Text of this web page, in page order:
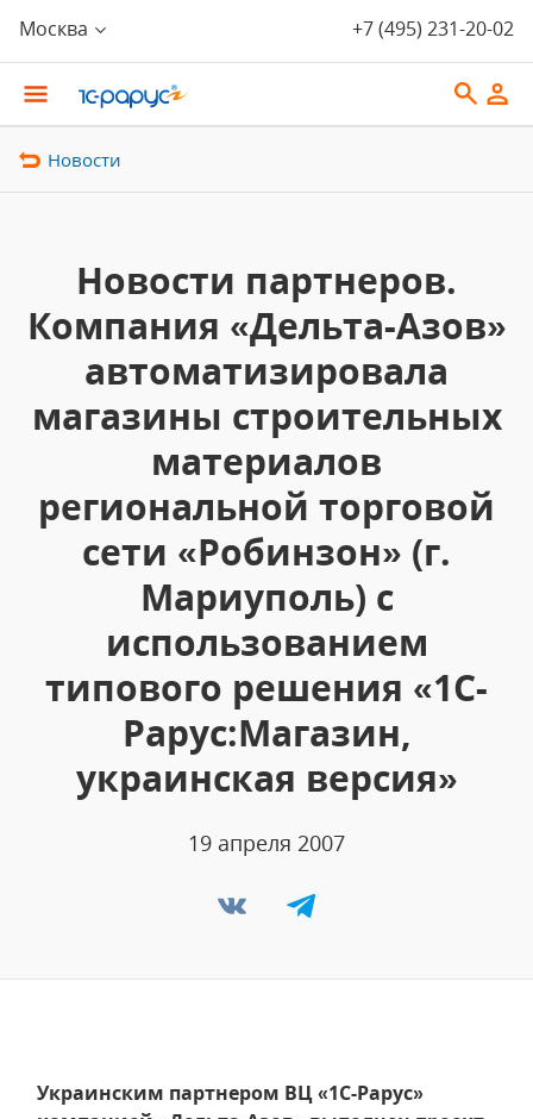
Москва +7 (495) 231-20-02
Новости
Новости партнеров.
Компания «Дельта-Азов»
автоматизировала
магазины строительных
материалов
региональной торговой
сети «Робинзон» (г.
Мариуполь) с
использованием
типового решения «1С-
Рарус:Магазин,
украинская версия»
19 апреля 2007
Украинским партнером ВЦ «1С-Рарус»